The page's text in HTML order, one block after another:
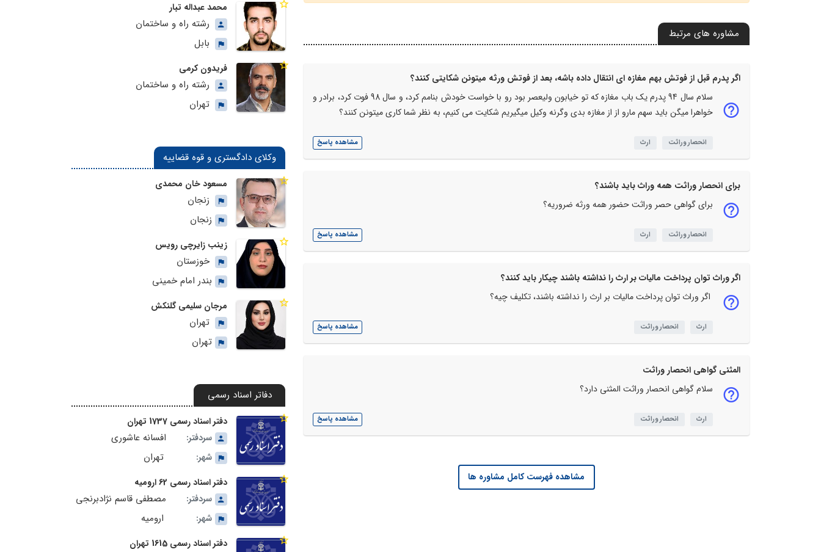
مشاوره های مرتبط
اگر پدرم قبل از فوتش بهم مغازه ای انتقال داده باشه، بعد از فوتش ورثه میتونن شکایتی کنند؟
سلام سال 94 پدرم یک باب مغازه که تو خیابون ولیعصر بود رو با خواست خودش بنامم کرد، و سال 98 فوت کرد، برادر و
خواهرا میگن باید سهم مارو از از مغازه بدی وگرنه وکیل میگیریم شکایت می کنیم، به نظر شما کاری میتونن کنند؟
انحصار وراثت ارث مشاهده پاسخ
برای انحصار وراثت همه وراث باید باشند؟
برای گواهی حصر وراثت حضور همه ورثه ضروریه؟
انحصار وراثت ارث مشاهده پاسخ
اگر وراث توان پرداخت مالیات بر ارث را نداشته باشند چیکار باید کنند؟
اگر وراث توان پرداخت مالیات بر ارث را نداشته باشند، تکلیف چیه؟
ارث انحصار وراثت مشاهده پاسخ
المثنی گواهی انحصار وراثت
سلام گواهی انحصار وراثت المثنی دارد؟
ارث انحصار وراثت مشاهده پاسخ
مشاهده فهرست کامل مشاوره ها
محمد عبداله تبار
رشته راه و ساختمان
بابل
فریدون کرمی
رشته راه و ساختمان
تهران
وکلای دادگستری و قوه قضاییه
مسعود خان محمدی
زنجان
زنجان
زینب زایرچی رویس
خوزستان
بندر امام خمینی
مرجان سلیمی گلنکش
تهران
تهران
دفاتر اسناد رسمی
دفتر اسناد رسمی 1737 تهران
سردفتر:
افسانه عاشوری
شهر: تهران
دفتر اسناد رسمی 62 ارومیه
سردفتر:
مصطفی قاسم نژادبرنجی
شهر: ارومیه
دفتر اسناد رسمی 1615 تهران